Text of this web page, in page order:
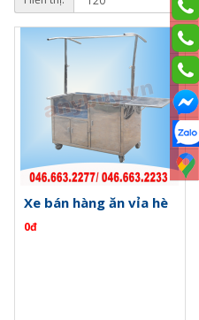
Xe bán hàng ăn vỉa hè
0đ